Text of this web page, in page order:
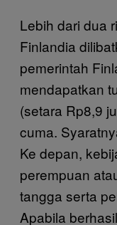
Lebih dari dua
Finlandia
pemerintah
mendapatkan
(setara Rp8,9
cuma.
Ke depan,
perempuan
tangga serta
Apabila